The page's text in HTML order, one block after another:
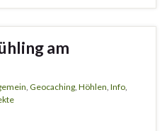
am
, Geocaching, Höhlen, Info,